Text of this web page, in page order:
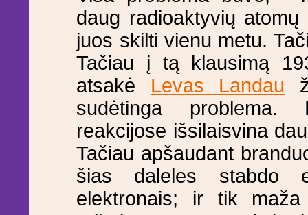
daug radioaktyvių
juos skilti vienu metu.
Tačiau į tą klausimą
atsakė Levas Landau
sudėtinga problema.
reakcijose išsilaisvina
Tačiau apšaudant
šias daleles stabdo
elektronais; ir tik